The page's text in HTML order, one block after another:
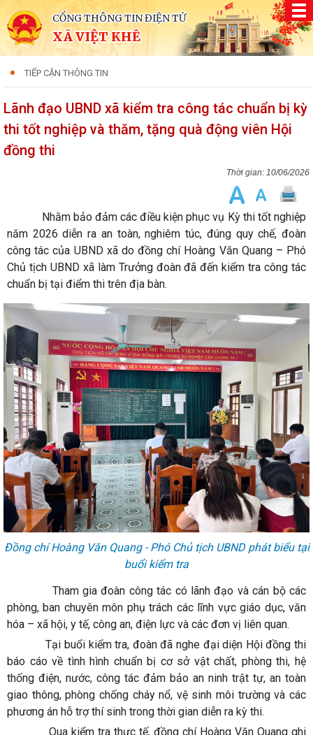
CỔNG THÔNG TIN ĐIỆN TỬ
XÃ VIỆT KHÊ
TIẾP CẬN THÔNG TIN
Lãnh đạo UBND xã kiểm tra công tác chuẩn bị kỳ
thi tốt nghiệp và thăm, tặng quà động viên Hội
đồng thi
10/06/2026
Nhằm bảo đảm các điều kiện phục vụ Kỳ thi tốt nghiệp
năm 2026 diễn ra an toàn, nghiêm túc, đúng quy chế, đoàn
công tác của UBND xã do đồng chí Hoàng Văn Quang – Phó
Chủ tịch UBND xã làm Trưởng đoàn đã đến kiểm tra công tác
chuẩn bị tại điểm thi trên địa bàn.
Đồng chí Hoàng Văn Quang - Phó Chủ tịch UBND phát biểu tại
buổi kiểm tra
Tham gia đoàn công tác có lãnh đạo và cán bộ các
phòng, ban chuyên môn phụ trách các lĩnh vực giáo dục, văn
hóa – xã hội, y tế, công an, điện lực và các đơn vị liên quan.
Tại buổi kiểm tra, đoàn đã nghe đại diện Hội đồng thi
báo cáo về tình hình chuẩn bị cơ sở vật chất, phòng thi, hệ
thống điện, nước, công tác đảm bảo an ninh trật tự, an toàn
giao thông, phòng chống cháy nổ, vệ sinh môi trường và các
phương án hỗ trợ thí sinh trong thời gian diễn ra kỳ thi.
Qua kiểm tra thực tế, đồng chí Hoàng Văn Quang ghi